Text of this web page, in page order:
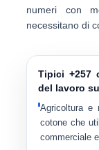
numeri con
necessitano di
Tipici +257
del lavoro
Agricoltura e
cotone che
commerciale